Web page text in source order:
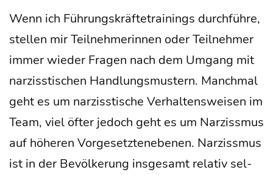
Wenn ich Füh­rungs­kräf­te­trai­nings durch­füh­re,
stel­len mir Teil­neh­me­rin­nen oder Teil­neh­mer
immer wie­der Fra­gen nach dem Umgang mit
nar­ziss­ti­schen Hand­lungs­mus­tern. Manch­mal
geht es um nar­ziss­ti­sche Ver­hal­tens­wei­sen im
Team, viel öfter jedoch geht es um Nar­ziss­mus
auf höhe­ren Vor­ge­setz­ten­ebe­nen. Nar­ziss­mus
ist in der Bevöl­ke­rung ins­ge­samt rela­tiv sel­